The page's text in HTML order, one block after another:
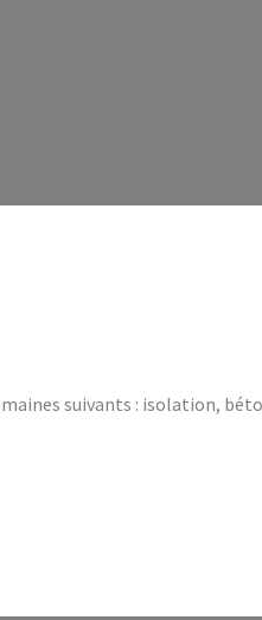
suivants : isolation,